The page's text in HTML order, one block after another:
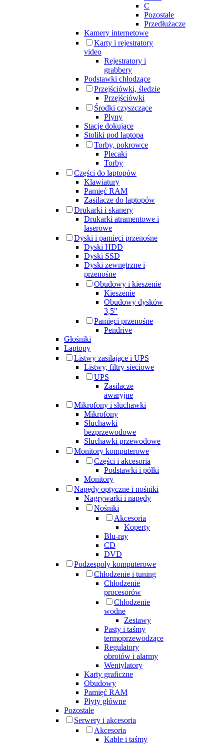
C
Pozostałe
Przedłużacze
Kamery internetowe
Karty i rejestratory
video
Rejestratory i
grabbery
Podstawki chłodzące
Przejściówki, śledzie
Przejściówki
Środki czyszczące
Płyny
Stacje dokujące
Stoliki pod laptopa
Torby, pokrowce
Plecaki
Torby
Części do laptopów
Klawiatury
Pamięć RAM
Zasilacze do laptopów
Drukarki i skanery
Drukarki atramentowe i
laserowe
Dyski i pamięci przenośne
Dyski HDD
Dyski SSD
Dyski zewnętrzne i
przenośne
Obudowy i kieszenie
Kieszenie
Obudowy dysków
3,5"
Pamięci przenośne
Pendrive
Głośniki
Laptopy
Listwy zasilające i UPS
Listwy, filtry sieciowe
UPS
Zasilacze
awaryjne
Mikrofony i słuchawki
Mikrofony
Słuchawki
bezprzewodowe
Słuchawki przewodowe
Monitory komputerowe
Części i akcesoria
Podstawki i półki
Monitory
Napędy optyczne i nośniki
Nagrywarki i napędy
Nośniki
Akcesoria
Koperty
Blu-ray
CD
DVD
Podzespoły komputerowe
Chłodzenie i tuning
Chłodzenie
procesorów
Chłodzenie
wodne
Zestawy
Pasty i taśmy
termoprzewodzące
Regulatory
obrotów i alarmy
Wentylatory
Karty graficzne
Obudowy
Pamięć RAM
Płyty główne
Pozostałe
Serwery i akcesoria
Akcesoria
Kable i taśmy